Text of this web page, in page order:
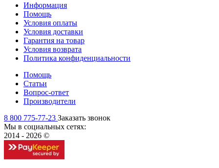
Информация
Помощь
Условия оплаты
Условия доставки
Гарантия на товар
Условия возврата
Политика конфиденциальности
Помощь
Статьи
Вопрос-ответ
Производители
8 800 775-77-23 Заказать звонок
Мы в социальных сетях:
2014 - 2026 ©